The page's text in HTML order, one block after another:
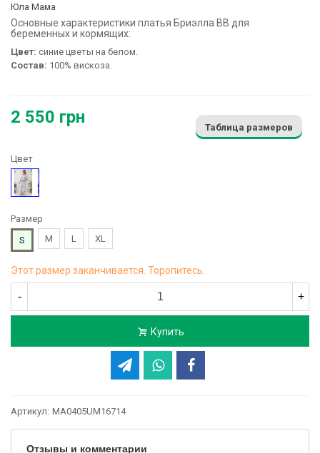
Юла Мама
Основные характеристики платья Бриэлла BB для
беременных и кормящих:
Цвет: синие цветы на белом.
Состав: 100% вискоза.
2 550 грн
Таблица размеров
Цвет
Рисунок
Размер
S
M L XL
Этот размер заканчивается. Торопитесь.
- +
Купить
Артикул: MA0405UM16714
Отзывы и комментарии